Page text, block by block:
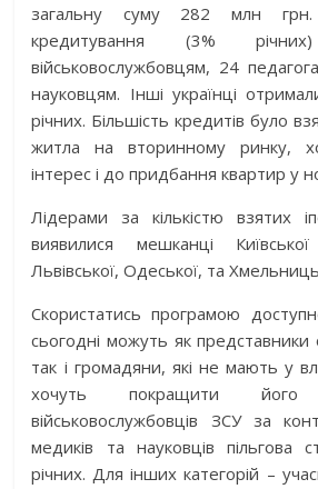
загальну суму 282 млн грн.
кредитування (3%
військовослужбовцям, 24
науковцям. Інші українці
річних. Більшість кредитів було
житла на вторинному ринку,
інтерес і до придбання квартир у
Лідерами за кількістю взятих
виявилися мешканці
Львівської, Одеської, та
Скористатись програмою
сьогодні можуть як представники
так і громадяни, які не мають у
хочуть покращити
військовослужбовців ЗСУ за
медиків та науковців пільгова
річних. Для інших категорій –